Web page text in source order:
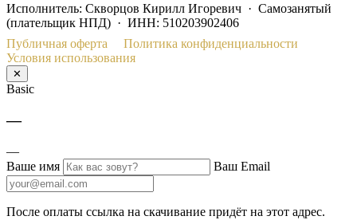
Исполнитель: Скворцов Кирилл Игоревич · Самозанятый
(плательщик НПД) · ИНН: 510203902406
Публичная оферта
Политика конфиденциальности
Условия использования
✕
Basic
—
—
Ваше имя
Ваш Email
После оплаты ссылка на скачивание придёт на этот адрес.